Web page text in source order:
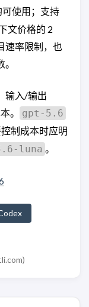
可使用；支持
文价格的 2
速率限制，也
输入/输出
。
gpt-5.6
制成本时应明
luna 。
)